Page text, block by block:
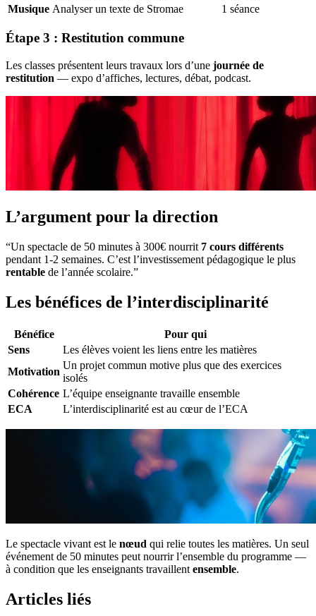
Musique Analyser un texte de Stromae 1 séance
Étape 3 : Restitution commune
Les classes présentent leurs travaux lors d’une journée de
restitution — expo d’affiches, lectures, débat, podcast.
L’argument pour la direction
“Un spectacle de 50 minutes à 300€ nourrit 7 cours différents
pendant 1-2 semaines. C’est l’investissement pédagogique le plus
rentable de l’année scolaire.”
Les bénéfices de l’interdisciplinarité
Bénéfice
Pour qui
Sens
Les élèves voient les liens entre les matières
Motivation
Un projet commun motive plus que des exercices
isolés
Cohérence L’équipe enseignante travaille ensemble
ECA
L’interdisciplinarité est au cœur de l’ECA
Le spectacle vivant est le nœud qui relie toutes les matières. Un seul
événement de 50 minutes peut nourrir l’ensemble du programme —
à condition que les enseignants travaillent ensemble.
Articles liés